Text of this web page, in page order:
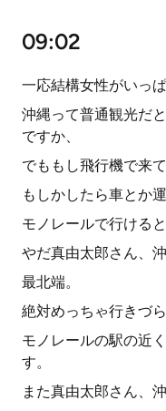
09:02
一応結構女性がいっ
沖縄って普通観光だ
ですか、
でももし飛行機で来
もしかしたら車とか
モノレールで行ける
やだ真由太郎さん、
最北端。
絶対めっちゃ行きづ
モノレールの駅の近
す。
また真由太郎さん、